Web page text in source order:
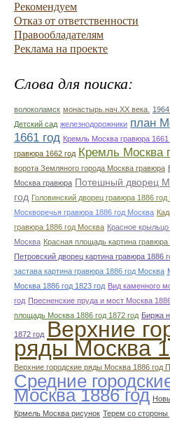
Рекомендуем
Отказ от ответственности
Правообладателям
Реклама на проекте
Слова для поиска:
волоколамск монастырь.нач.ХХ века. 1964
Детский сад железнодорожники план
1661 год Кремль Москва гравюра 1661
гравюра 1662 год Кремль Москва
ворота Земляного города Москва гравюра
Москва гравюра Потешный дворец
год Головинский дворец гравюра 1886
Москворечья гравюра 1886 год Москва
гравюра 1886 год Москва Красное крыльцо
Москва Красная площадь картина
Петровский дворец картина гравюра 1886
застава картина гравюра 1886 год Москва
Москва 1886 год 1823 год Вид каменного
год Пресненские пруда и мост Москва
площадь Москва 1886 год 1872 год Биржа
1872 год Верхние
ряды Москва
Верхние городские ряды Москва 1886 год
Средние
Москва 1886 год
Крмель Москва рисунок Терем со